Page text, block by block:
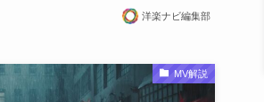
洋楽ナビ編集部
MV解説